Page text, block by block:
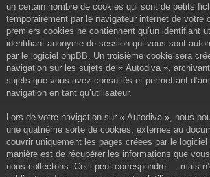
un certain nombre de cookies qui sont de petits
temporairement par le navigateur internet de votre
premiers cookies ne contiennent qu’un identifiant
identifiant anonyme de session qui vous sont
par le logiciel phpBB. Un troisième cookie sera
navigation sur les sujets de « Autodiva »,
sujets que vous avez consultés et permettant
navigation en tant qu’utilisateur.
Lors de votre navigation sur « Autodiva », nous
une quatrième sorte de cookies, externes au
couvrir uniquement les pages créées par le
manière est de récupérer les informations que
nous collectons. Ceci peut correspondre — mais